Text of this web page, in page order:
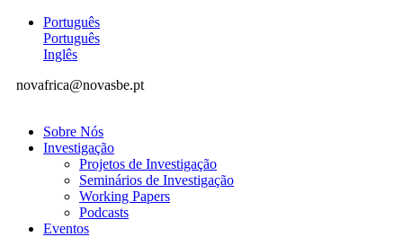
Português
Português
Inglês
novafrica@novasbe.pt
Sobre Nós
Investigação
Projetos de Investigação
Seminários de Investigação
Working Papers
Podcasts
Eventos